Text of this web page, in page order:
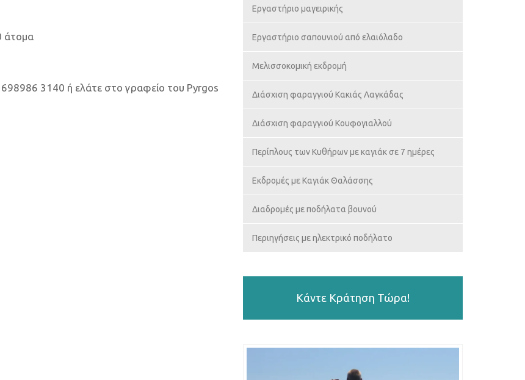
άτομα
3140 ή ελάτε στο γραφείο του Pyrgos
Εργαστήριο μαγειρικής
Εργαστήριο σαπουνιού από ελαιόλαδο
Μελισσοκομική εκδρομή
Διάσχιση φαραγγιού Κακιάς Λαγκάδας
Διάσχιση φαραγγιού Κουφογιαλλού
Περίπλους των Κυθήρων με καγιάκ σε 7 ημέρες
Εκδρομές με Καγιάκ Θαλάσσης
Διαδρομές με ποδήλατα βουνού
Περιηγήσεις με ηλεκτρικό ποδήλατο
Κάντε Κράτηση Τώρα!